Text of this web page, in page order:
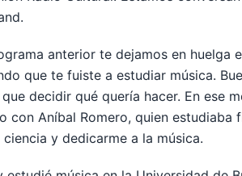
anterior te dejamos en
que te fuiste a estudiar música.
decidir qué quería hacer. En ese
con Aníbal Romero, quien
y dedicarme a la música.